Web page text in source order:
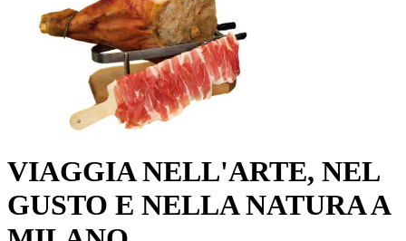
VIAGGIA NELL'ARTE, NEL
GUSTO E NELLA NATURA A